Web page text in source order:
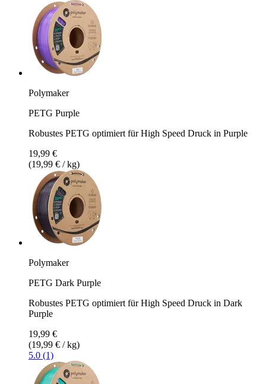
Polymaker
PETG Purple
Robustes PETG optimiert für High Speed Druck in Purple
19,99 €
(19,99 € / kg)
Polymaker
PETG Dark Purple
Robustes PETG optimiert für High Speed Druck in Dark
Purple
19,99 €
(19,99 € / kg)
5.0 (1)